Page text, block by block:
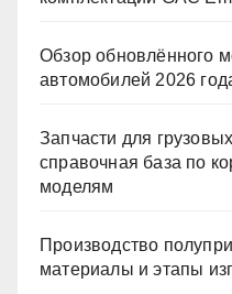
Обзор обновлённого
автомобилей 2026
Запчасти для
справочная база по
моделям
Производство
материалы и этапы